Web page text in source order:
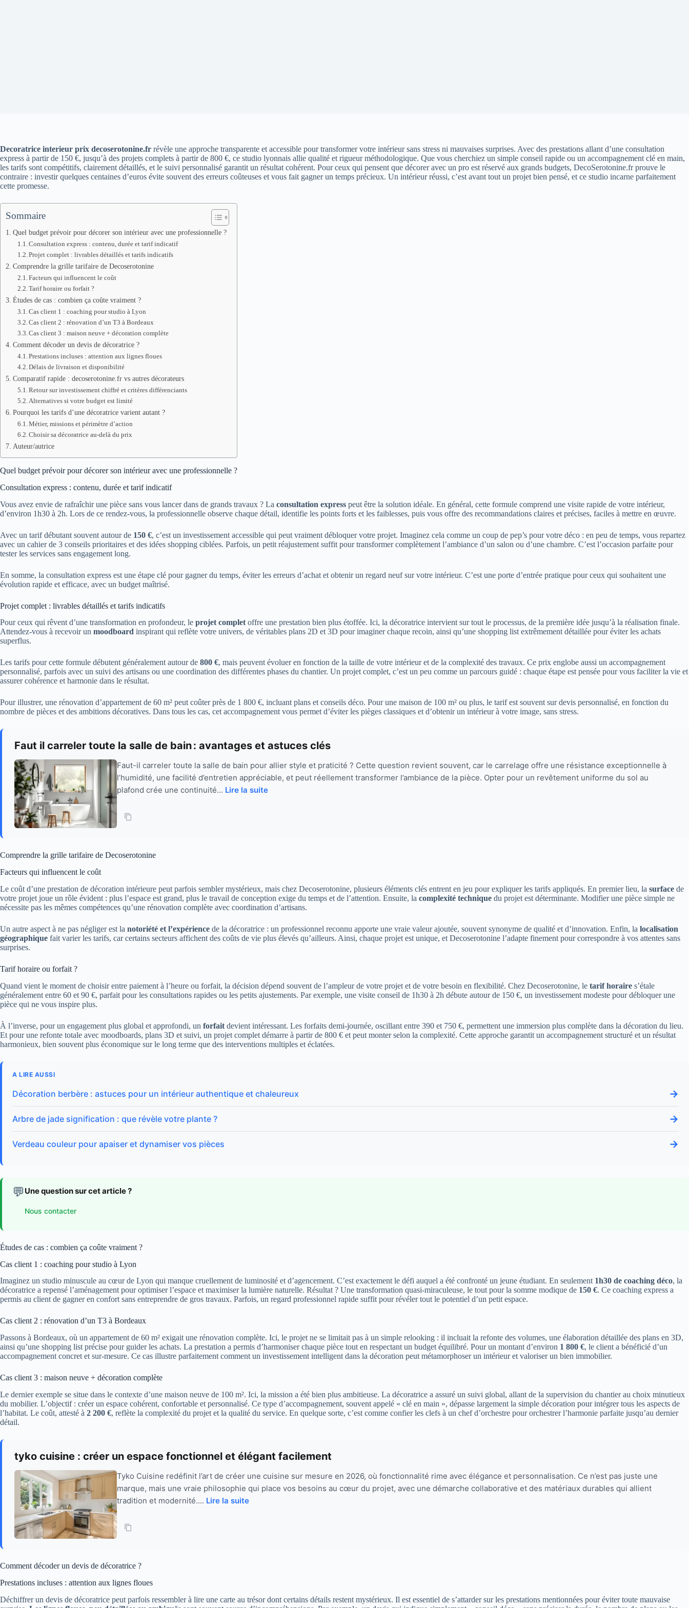
Decoratrice interieur prix decoserotonine.fr révèle une approche transparente et accessible pour transformer votre intérieur sans stress ni mauvaises surprises. Avec des prestations allant d’une consultation
express à partir de 150 €, jusqu’à des projets complets à partir de 800 €, ce studio lyonnais allie qualité et rigueur méthodologique. Que vous cherchiez un simple conseil rapide ou un accompagnement clé en main,
les tarifs sont compétitifs, clairement détaillés, et le suivi personnalisé garantit un résultat cohérent. Pour ceux qui pensent que décorer avec un pro est réservé aux grands budgets, DecoSerotonine.fr prouve le
contraire : investir quelques centaines d’euros évite souvent des erreurs coûteuses et vous fait gagner un temps précieux. Un intérieur réussi, c’est avant tout un projet bien pensé, et ce studio incarne parfaitement
cette promesse.
Sommaire
Quel budget prévoir pour décorer son intérieur avec une professionnelle ?
Consultation express : contenu, durée et tarif indicatif
Projet complet : livrables détaillés et tarifs indicatifs
Comprendre la grille tarifaire de Decoserotonine
Facteurs qui influencent le coût
Tarif horaire ou forfait ?
Études de cas : combien ça coûte vraiment ?
Cas client 1 : coaching pour studio à Lyon
Cas client 2 : rénovation d’un T3 à Bordeaux
Cas client 3 : maison neuve + décoration complète
Comment décoder un devis de décoratrice ?
Prestations incluses : attention aux lignes floues
Délais de livraison et disponibilité
Comparatif rapide : decoserotonine.fr vs autres décorateurs
Retour sur investissement chiffré et critères différenciants
Alternatives si votre budget est limité
Pourquoi les tarifs d’une décoratrice varient autant ?
Métier, missions et périmètre d’action
Choisir sa décoratrice au-delà du prix
Auteur/autrice
Quel budget prévoir pour décorer son intérieur avec une professionnelle ?
Consultation express : contenu, durée et tarif indicatif
Vous avez envie de rafraîchir une pièce sans vous lancer dans de grands travaux ? La consultation express peut être la solution idéale. En général, cette formule comprend une visite rapide de votre intérieur,
d’environ 1h30 à 2h. Lors de ce rendez-vous, la professionnelle observe chaque détail, identifie les points forts et les faiblesses, puis vous offre des recommandations claires et précises, faciles à mettre en œuvre.
Avec un tarif débutant souvent autour de 150 €, c’est un investissement accessible qui peut vraiment débloquer votre projet. Imaginez cela comme un coup de pep’s pour votre déco : en peu de temps, vous repartez
avec un cahier de 3 conseils prioritaires et des idées shopping ciblées. Parfois, un petit réajustement suffit pour transformer complètement l’ambiance d’un salon ou d’une chambre. C’est l’occasion parfaite pour
tester les services sans engagement long.
En somme, la consultation express est une étape clé pour gagner du temps, éviter les erreurs d’achat et obtenir un regard neuf sur votre intérieur. C’est une porte d’entrée pratique pour ceux qui souhaitent une
évolution rapide et efficace, avec un budget maîtrisé.
Projet complet : livrables détaillés et tarifs indicatifs
Pour ceux qui rêvent d’une transformation en profondeur, le projet complet offre une prestation bien plus étoffée. Ici, la décoratrice intervient sur tout le processus, de la première idée jusqu’à la réalisation finale.
Attendez-vous à recevoir un moodboard inspirant qui reflète votre univers, de véritables plans 2D et 3D pour imaginer chaque recoin, ainsi qu’une shopping list extrêmement détaillée pour éviter les achats
superflus.
Les tarifs pour cette formule débutent généralement autour de 800 €, mais peuvent évoluer en fonction de la taille de votre intérieur et de la complexité des travaux. Ce prix englobe aussi un accompagnement
personnalisé, parfois avec un suivi des artisans ou une coordination des différentes phases du chantier. Un projet complet, c’est un peu comme un parcours guidé : chaque étape est pensée pour vous faciliter la vie et
assurer cohérence et harmonie dans le résultat.
Pour illustrer, une rénovation d’appartement de 60 m² peut coûter près de 1 800 €, incluant plans et conseils déco. Pour une maison de 100 m² ou plus, le tarif est souvent sur devis personnalisé, en fonction du
nombre de pièces et des ambitions décoratives. Dans tous les cas, cet accompagnement vous permet d’éviter les pièges classiques et d’obtenir un intérieur à votre image, sans stress.
Faut il carreler toute la salle de bain : avantages et astuces clés
Faut-il carreler toute la salle de bain pour allier style et praticité ? Cette question revient souvent, car le carrelage offre une résistance exceptionnelle à
l’humidité, une facilité d’entretien appréciable, et peut réellement transformer l’ambiance de la pièce. Opter pour un revêtement uniforme du sol au
plafond crée une continuité... Lire la suite
Comprendre la grille tarifaire de Decoserotonine
Facteurs qui influencent le coût
Le coût d’une prestation de décoration intérieure peut parfois sembler mystérieux, mais chez Decoserotonine, plusieurs éléments clés entrent en jeu pour expliquer les tarifs appliqués. En premier lieu, la surface de
votre projet joue un rôle évident : plus l’espace est grand, plus le travail de conception exige du temps et de l’attention. Ensuite, la complexité technique du projet est déterminante. Modifier une pièce simple ne
nécessite pas les mêmes compétences qu’une rénovation complète avec coordination d’artisans.
Un autre aspect à ne pas négliger est la notoriété et l’expérience de la décoratrice : un professionnel reconnu apporte une vraie valeur ajoutée, souvent synonyme de qualité et d’innovation. Enfin, la localisation
géographique fait varier les tarifs, car certains secteurs affichent des coûts de vie plus élevés qu’ailleurs. Ainsi, chaque projet est unique, et Decoserotonine l’adapte finement pour correspondre à vos attentes sans
surprises.
Tarif horaire ou forfait ?
Quand vient le moment de choisir entre paiement à l’heure ou forfait, la décision dépend souvent de l’ampleur de votre projet et de votre besoin en flexibilité. Chez Decoserotonine, le tarif horaire s’étale
généralement entre 60 et 90 €, parfait pour les consultations rapides ou les petits ajustements. Par exemple, une visite conseil de 1h30 à 2h débute autour de 150 €, un investissement modeste pour débloquer une
pièce qui ne vous inspire plus.
À l’inverse, pour un engagement plus global et approfondi, un forfait devient intéressant. Les forfaits demi-journée, oscillant entre 390 et 750 €, permettent une immersion plus complète dans la décoration du lieu.
Et pour une refonte totale avec moodboards, plans 3D et suivi, un projet complet démarre à partir de 800 € et peut monter selon la complexité. Cette approche garantit un accompagnement structuré et un résultat
harmonieux, bien souvent plus économique sur le long terme que des interventions multiples et éclatées.
A LIRE AUSSI
Décoration berbère : astuces pour un intérieur authentique et chaleureux →
Arbre de jade signification : que révèle votre plante ? →
Verdeau couleur pour apaiser et dynamiser vos pièces →
💬 Une question sur cet article ?
Nous contacter
Études de cas : combien ça coûte vraiment ?
Cas client 1 : coaching pour studio à Lyon
Imaginez un studio minuscule au cœur de Lyon qui manque cruellement de luminosité et d’agencement. C’est exactement le défi auquel a été confronté un jeune étudiant. En seulement 1h30 de coaching déco, la
décoratrice a repensé l’aménagement pour optimiser l’espace et maximiser la lumière naturelle. Résultat ? Une transformation quasi-miraculeuse, le tout pour la somme modique de 150 €. Ce coaching express a
permis au client de gagner en confort sans entreprendre de gros travaux. Parfois, un regard professionnel rapide suffit pour révéler tout le potentiel d’un petit espace.
Cas client 2 : rénovation d’un T3 à Bordeaux
Passons à Bordeaux, où un appartement de 60 m² exigait une rénovation complète. Ici, le projet ne se limitait pas à un simple relooking : il incluait la refonte des volumes, une élaboration détaillée des plans en 3D,
ainsi qu’une shopping list précise pour guider les achats. La prestation a permis d’harmoniser chaque pièce tout en respectant un budget équilibré. Pour un montant d’environ 1 800 €, le client a bénéficié d’un
accompagnement concret et sur-mesure. Ce cas illustre parfaitement comment un investissement intelligent dans la décoration peut métamorphoser un intérieur et valoriser un bien immobilier.
Cas client 3 : maison neuve + décoration complète
Le dernier exemple se situe dans le contexte d’une maison neuve de 100 m². Ici, la mission a été bien plus ambitieuse. La décoratrice a assuré un suivi global, allant de la supervision du chantier au choix minutieux
du mobilier. L’objectif : créer un espace cohérent, confortable et personnalisé. Ce type d’accompagnement, souvent appelé « clé en main », dépasse largement la simple décoration pour intégrer tous les aspects de
l’habitat. Le coût, attesté à 2 200 €, reflète la complexité du projet et la qualité du service. En quelque sorte, c’est comme confier les clefs à un chef d’orchestre pour orchestrer l’harmonie parfaite jusqu’au dernier
détail.
tyko cuisine : créer un espace fonctionnel et élégant facilement
Tyko Cuisine redéfinit l’art de créer une cuisine sur mesure en 2026, où fonctionnalité rime avec élégance et personnalisation. Ce n’est pas juste une
marque, mais une vraie philosophie qui place vos besoins au cœur du projet, avec une démarche collaborative et des matériaux durables qui allient
tradition et modernité.... Lire la suite
Comment décoder un devis de décoratrice ?
Prestations incluses : attention aux lignes floues
Déchiffrer un devis de décoratrice peut parfois ressembler à lire une carte au trésor dont certains détails restent mystérieux. Il est essentiel de s’attarder sur les prestations mentionnées pour éviter toute mauvaise